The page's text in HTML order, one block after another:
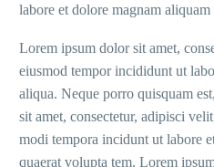
labore et dolore magnam
Lorem ipsum dolor sit amet,
eiusmod tempor incididunt ut
aliqua. Neque porro quisquam
sit amet, consectetur, adipisci
modi tempora incidunt ut labore
quaerat volupta tem. Lorem